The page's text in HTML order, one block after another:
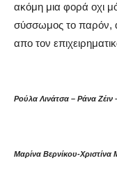
ακόμη μια φορά οχι
σύσσωμος το παρόν,
απο τον
Ρούλα Λινάτσα – Ράνα Ζέιν
Μαρίνα Βερνίκου-